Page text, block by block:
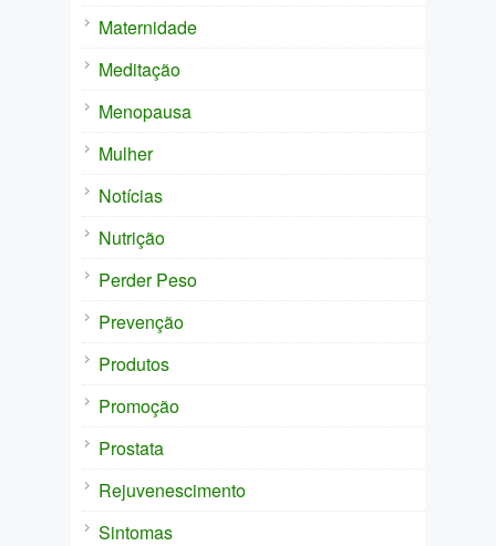
Maternidade
Meditação
Menopausa
Mulher
Notícias
Nutrição
Perder Peso
Prevenção
Produtos
Promoção
Prostata
Rejuvenescimento
Sintomas